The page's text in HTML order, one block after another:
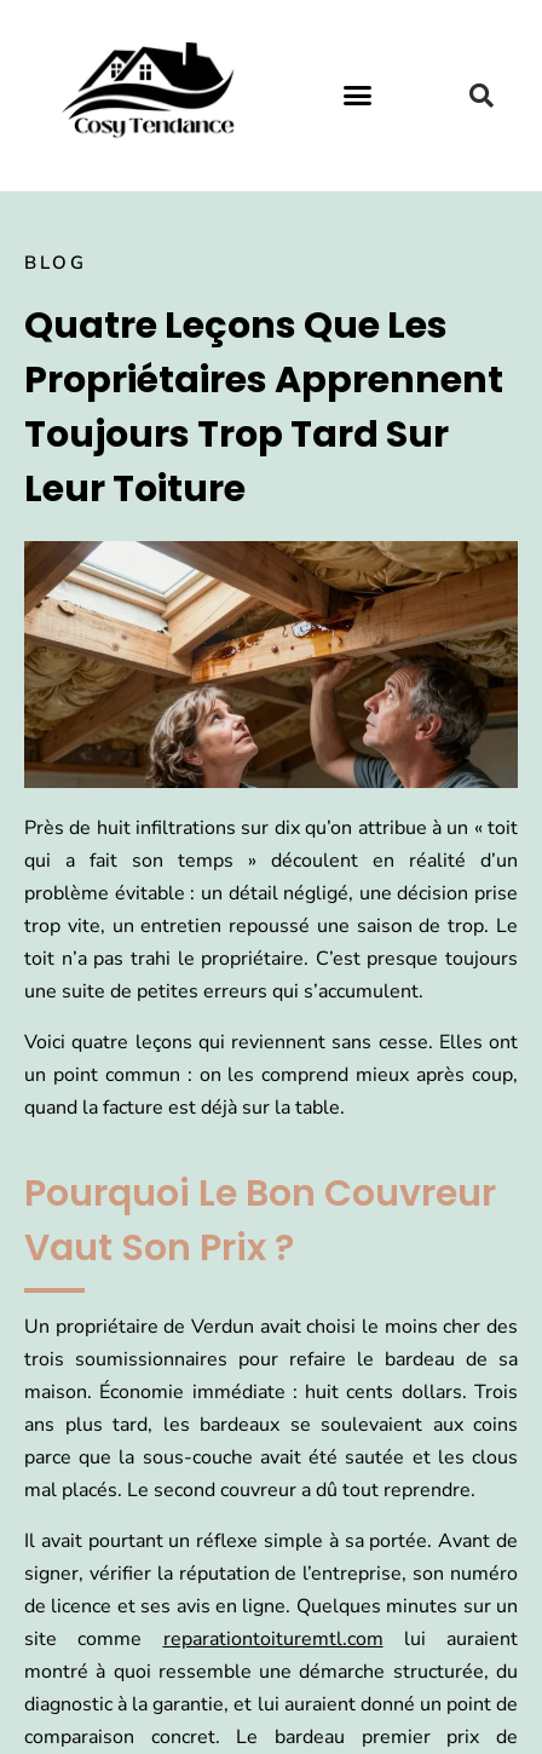
BLOG
Quatre Leçons Que Les
Propriétaires Apprennent
Toujours Trop Tard Sur
Leur Toiture
Près de huit infiltrations sur dix qu’on attribue à un « toit
qui a fait son temps » découlent en réalité d’un
problème évitable : un détail négligé, une décision prise
trop vite, un entretien repoussé une saison de trop. Le
toit n’a pas trahi le propriétaire. C’est presque toujours
une suite de petites erreurs qui s’accumulent.
Voici quatre leçons qui reviennent sans cesse. Elles ont
un point commun : on les comprend mieux après coup,
quand la facture est déjà sur la table.
Pourquoi Le Bon Couvreur
Vaut Son Prix ?
Un propriétaire de Verdun avait choisi le moins cher des
trois soumissionnaires pour refaire le bardeau de sa
maison. Économie immédiate : huit cents dollars. Trois
ans plus tard, les bardeaux se soulevaient aux coins
parce que la sous-couche avait été sautée et les clous
mal placés. Le second couvreur a dû tout reprendre.
Il avait pourtant un réflexe simple à sa portée. Avant de
signer, vérifier la réputation de l’entreprise, son numéro
de licence et ses avis en ligne. Quelques minutes sur un
site comme reparationtoituremtl.com lui auraient
montré à quoi ressemble une démarche structurée, du
diagnostic à la garantie, et lui auraient donné un point de
comparaison concret. Le bardeau premier prix de